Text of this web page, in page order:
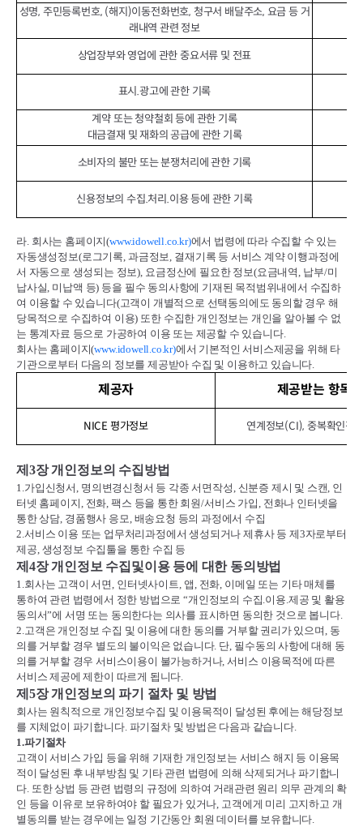
성명, 주민등록번호, (해지)이동전화번호, 청구서 배달주소, 요금 등 거
래내역 관련 정보
상업장부와 영업에 관한 중요서류 및 전표
표시.광고에 관한 기록
계약 또는 청약철회 등에 관한 기록
대금결재 및 재화의 공급에 관한 기록
소비자의 불만 또는 분쟁처리에 관한 기록
신용정보의 수집.처리.이용 등에 관한 기록
라. 회사는 홈페이지(www.idowell.co.kr)에서 법령에 따라 수집할 수 있는
자동생성정보(로그기록,과금정보, 결재기록 등 서비스 계약 이행과정에
서 자동으로 생성되는 정보), 요금정산에 필요한 정보(요금내역, 납부/미
납사실, 미납액 등) 등을 필수 동의사항에 기재된 목적범위내에서 수집하
여 이용할 수 있습니다(고객이 개별적으로 선택동의에도 동의할 경우 해
당목적으로 수집하여 이용) 또한 수집한 개인정보는 개인을 알아볼 수 없
는 통계자료 등으로 가공하여 이용 또는 제공할 수 있습니다.
회사는 홈페이지(www.idowell.co.kr)에서 기본적인 서비스제공을 위해 타
기관으로부터 다음의 정보를 제공받아 수집 및 이용하고 있습니다.
제공자 제공받는 항목
NICE 평가정보 연계정보(CI), 중복확인정
제 3장 개인정보의 수집방법
1.가입신청서, 명의변경신청서 등 각종 서면작성, 신분증 제시 및 스캔, 인
터넷 홈페이지, 전화,팩스 등을 통한 회원/서비스 가입, 전화나 인터넷을
통한 상담, 경품행사 응모, 배송요청 등의 과정에서 수집
2.서비스 이용 또는 업무처리과정에서 생성되거나 제휴사 등 제3자로부터
제공, 생성정보 수집툴을 통한 수집 등
제 4장 개인정보 수집및이용 등에 대한 동의방법
1.회사는 고객이 서면, 인터넷사이트, 앱, 전화, 이메일 또는 기타 매체를
통하여 관련 법령에서 정한 방법으로“개인정보의 수집.이용.제공 및 활용
동의서”에 서명 또는 동의한다는 의사를 표시하면 동의한 것으로 봅니다.
2.고객은 개인정보 수집 및 이용에 대한 동의를 거부할 권리가 있으며, 동
의를 거부할 경우 별도의 불이익은 없습니다. 단, 필수동의 사항에 대해 동
의를 거부할 경우 서비스이용이 불가능하거나,서비스 이용목적에 따른
서비스 제공에 제한이 따르게 됩니다.
제 5장 개인정보의 파기 절차 및 방법
회사는 원칙적으로 개인정보수집 및 이용목적이 달성된 후에는 해당정보
를 지체없이 파기합니다. 파기절차 및 방법은 다음과 같습니다.
1.파기절차
고객이 서비스 가입 등을 위해 기재한 개인정보는 서비스 해지 등 이용목
적이 달성된 후 내부방침 및 기타 관련 법령에 의해 삭제되거나 파기합니
다. 또한 상법 등 관련 법령의 규정에 의하여 거래관련 원리 의무 관계의 확
인 등을 이유로 보유하여야 할 필요가 있거나, 고객에게 미리 고지하고 개
별동의를 받는 경우에는 일정 기간동안 회원 데이터를 보유합니다.